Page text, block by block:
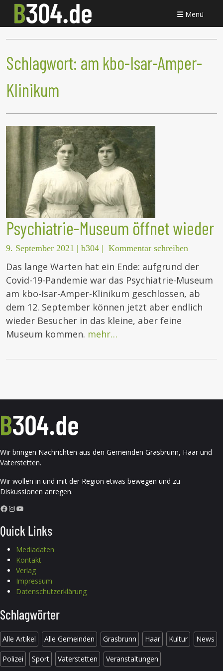
Menü
Schlagwort: am kbo-Isar-Amper-
Klinikum
Psychiatrie-Museum öffnet wieder
9. September 2021 | b304 | Kommentar schreiben
Das lange Warten hat ein Ende: aufgrund der
Covid-19-Pandemie war das Psychiatrie-Museum
am kbo-Isar-Amper-Klinikum geschlossen, ab
dem 12. September können jetzt aber endlich
wieder Besucher in das kleine, aber feine
Museum kommen. mehr…
Wir bringen Nachrichten aus den Gemeinden Grasbrunn, Haar und
Vaterstetten.
Wir wollen in und mit der Region etwas bewegen und zu
Diskussionen anregen.
Facebook InstagramYouTube
Quick Links
Mediadaten
Kontakt
Verlag
Impressum
Datenschutzerklärung
Schlagwörter
Alle Artikel Alle Gemeinden Grasbrunn Haar Kultur News
Polizei Sport Vaterstetten Veranstaltungen